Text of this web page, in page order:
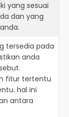
yang sesuai
dan yang
tersedia pada
anda
fitur tertentu
hal ini
antara